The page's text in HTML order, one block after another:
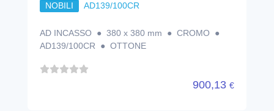
NOBILI AD139/100CR
AD INCASSO ● 380 x 380 mm ● CROMO ●
AD139/100CR ● OTTONE
900,13 €